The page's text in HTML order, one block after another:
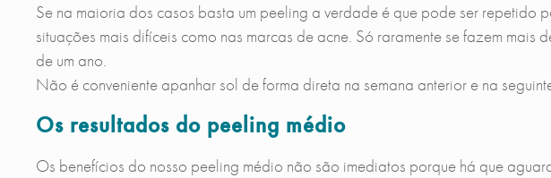
Se na maioria dos casos basta um peeling a verdade é que pode ser repetido
situações mais difíceis como nas marcas de acne. Só raramente se fazem mais
de um ano.
Não é conveniente apanhar sol de forma direta na semana anterior e na
Os resultados do peeling médio
Os benefícios do nosso peeling médio não são imediatos porque há que